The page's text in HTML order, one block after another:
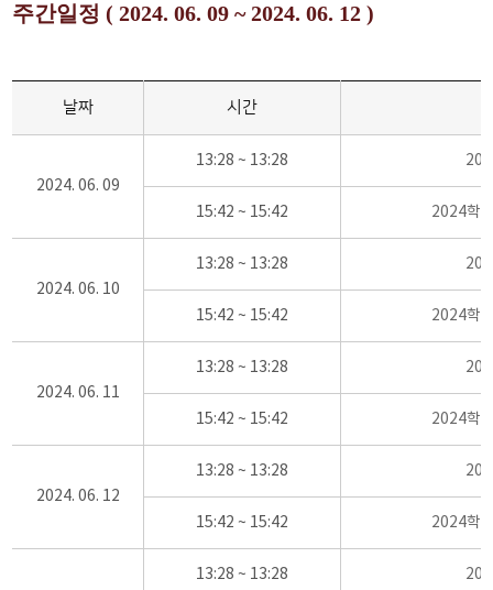
주간일정 ( 2024. 06. 09 ~ 2024. 06. 12 )
날짜 시간
2024. 06. 09
13:28 ~ 13:28
15:42 ~ 15:42 2024학
2024. 06. 10
13:28 ~ 13:28
15:42 ~ 15:42 2024학
2024. 06. 11
13:28 ~ 13:28
15:42 ~ 15:42 2024학
2024. 06. 12
13:28 ~ 13:28
15:42 ~ 15:42 2024학
13:28 ~ 13:28